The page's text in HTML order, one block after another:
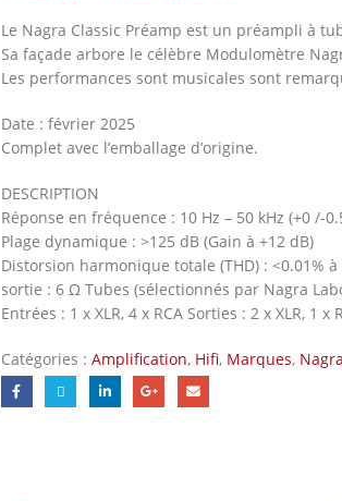
initial
était :
17.250,00 €.
actuel
est :
10.900,00
Le Nagra Classic Préamp est un préampli à
Sa façade arbore le célèbre Modulomètre
Les performances sont musicales sont
Date : février 2025
Complet avec l’emballage d’origine.
DESCRIPTION
Réponse en fréquence : 10 Hz – 50 kHz (+0 /-
Plage dynamique : >125 dB (Gain à +12 dB)
Distorsion harmonique totale (THD) : <0.01%
sortie : 6 Ω Tubes (sélectionnés par Nagra
Entrées : 1 x XLR, 4 x RCA Sorties : 2 x XLR, 1
Catégories : Amplification, Hifi, Marques, Nagra